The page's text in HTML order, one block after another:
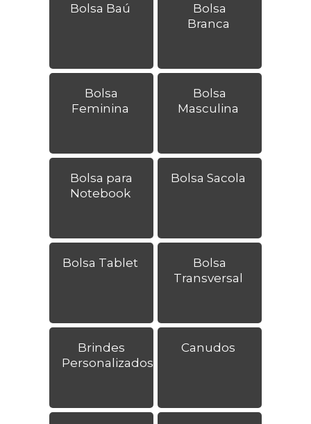
Bolsa Baú
Bolsa
Branca
Bolsa
Feminina
Bolsa
Masculina
Bolsa para
Notebook
Bolsa Sacola
Bolsa Tablet
Bolsa
Transversal
Brindes
Personalizados
Canudos